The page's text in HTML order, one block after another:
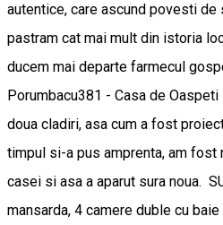
autentice, care ascund povesti de
pastram cat mai mult din istoria
ducem mai departe farmecul
Porumbacu381 - Casa de
doua cladiri, asa cum a fost
timpul si-a pus amprenta, am
casei si asa a aparut sura noua.
mansarda, 4 camere duble cu